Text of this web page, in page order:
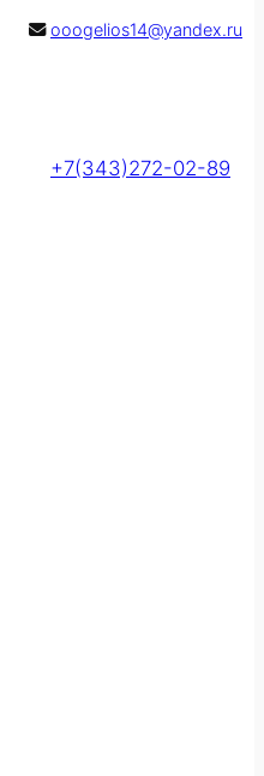
ooogelios14@yandex.ru
+7(343)272-02-89